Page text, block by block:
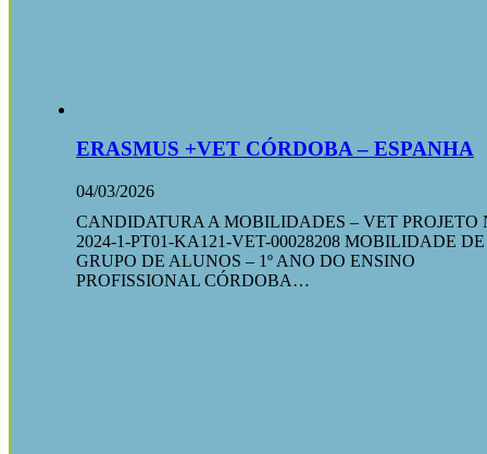
ERASMUS +VET CÓRDOBA – ESPANHA
04/03/2026
CANDIDATURA A MOBILIDADES – VET PROJETO
2024-1-PT01-KA121-VET-00028208 MOBILIDADE DE
GRUPO DE ALUNOS – 1º ANO DO ENSINO
PROFISSIONAL CÓRDOBA…